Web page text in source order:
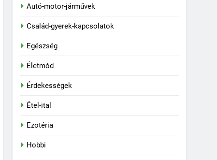
Autó-motor-járművek
Család-gyerek-kapcsolatok
Egészség
Életmód
Érdekességek
Étel-ital
Ezotéria
Hobbi